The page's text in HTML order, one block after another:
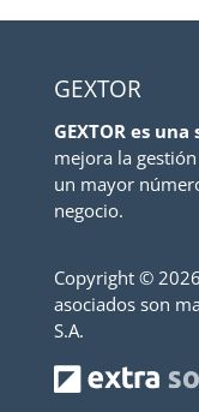
GEXTOR
GEXTOR es
mejora la
un mayor
negocio.
Copyright ©
asociados son
S.A.